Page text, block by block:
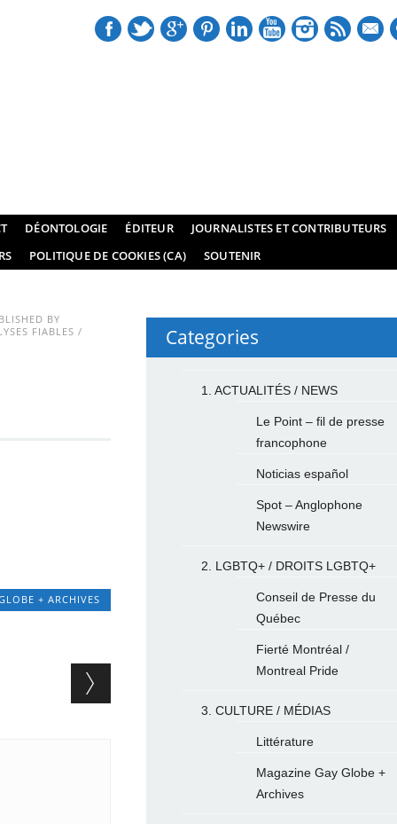
mail
DÉONTOLOGIE ÉDITEUR
JOURNALISTES ET CONTRIBUTEURS
POLITIQUE DE COOKIES (CA) SOUTENIR
BY
FIABLES /
+ ARCHIVES
Categories
1. ACTUALITÉS / NEWS
Le Point – fil de presse
francophone
Noticias español
Spot – Anglophone
Newswire
2. LGBTQ+ / DROITS LGBTQ+
Conseil de Presse du
Québec
Fierté Montréal /
Montreal Pride
3. CULTURE / MÉDIAS
Littérature
Magazine Gay Globe +
Archives